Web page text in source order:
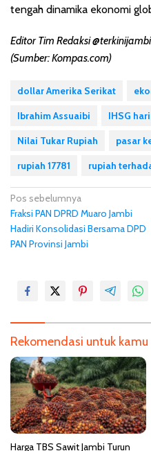
tengah dinamika ekonomi
Editor Tim Redaksi
(Sumber: Kompas.com)
dollar Amerika Serikat
Ibrahim Assuaibi
IHSG
Nilai Tukar Rupiah
pasar
rupiah 17781
rupiah
N
a
v
i
p
o
s
Pos sebelumnya
Fraksi PAN DPRD Muaro Jambi
Hadiri Konsolidasi Bersama DPD
PAN Provinsi Jambi
Rekomendasi untuk kamu
Harga TBS Sawit Jambi Turun